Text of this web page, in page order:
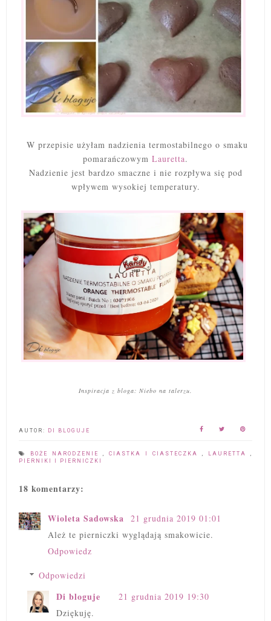
W przepisie użyłam nadzienia termostabilnego o smaku
pomarańczowym Lauretta.
Nadzienie jest bardzo smaczne i nie rozpływa się pod
wpływem wysokiej temperatury.
Inspiracja z bloga: Niebo na talerzu.
AUTOR: DI BLOGUJE
BOŻE NARODZENIE CIASTKA I CIASTECZKA LAURETTA
PIERNIKI I PIERNICZKI
18 komentarzy:
Wioleta Sadowska
21 grudnia 2019 01:01
Ależ te pierniczki wyglądają smakowicie.
Odpowiedz
Odpowiedzi
Di bloguje
21 grudnia 2019 19:30
Dziękuję.